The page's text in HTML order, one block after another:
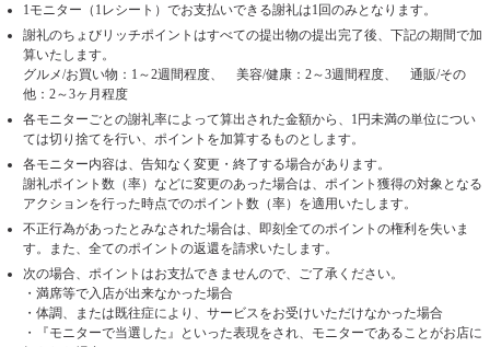
1モニター（1レシート）でお支払いできる謝礼は1回のみとなります。
謝礼のちょびリッチポイントはすべての提出物の提出完了後、下記の期間で加
算いたします。
グルメ/お買い物：1～2週間程度、 美容/健康：2～3週間程度、 通販/その
他：2～3ヶ月程度
各モニターごとの謝礼率によって算出された金額から、1円未満の単位につい
ては切り捨てを行い、ポイントを加算するものとします。
各モニター内容は、告知なく変更・終了する場合があります。
謝礼ポイント数（率）などに変更のあった場合は、ポイント獲得の対象となる
アクションを行った時点でのポイント数（率）を適用いたします。
不正行為があったとみなされた場合は、即刻全てのポイントの権利を失いま
す。また、全てのポイントの返還を請求いたします。
次の場合、ポイントはお支払できませんので、ご了承ください。
・満席等で入店が出来なかった場合
・体調、または既往症により、サービスをお受けいただけなかった場合
・『モニターで当選した』といった表現をされ、モニターであることがお店に